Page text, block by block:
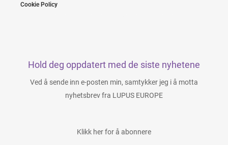
Cookie Policy
Hold deg oppdatert med de siste nyhetene
Ved å sende inn e-posten min, samtykker jeg i å motta
nyhetsbrev fra LUPUS EUROPE
Klikk her for å abonnere